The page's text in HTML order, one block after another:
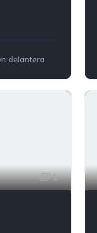
delantera
1